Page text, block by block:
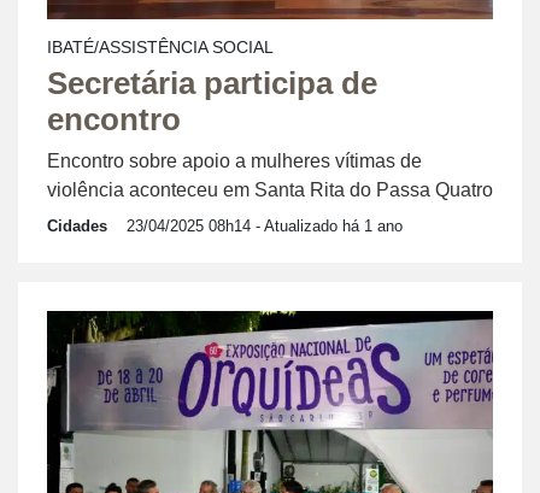
IBATÉ/ASSISTÊNCIA SOCIAL
Secretária participa de
encontro
Encontro sobre apoio a mulheres vítimas de
violência aconteceu em Santa Rita do Passa Quatro
Cidades 23/04/2025 08h14 - Atualizado há 1 ano